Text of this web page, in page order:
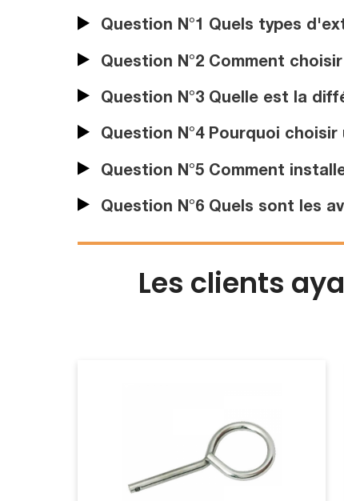
Question N°1 Quels types
Question N°2 Comment
Question N°3 Quelle est la
Question N°4 Pourquoi
Question N°5 Comment
Question N°6 Quels sont les
Les clients